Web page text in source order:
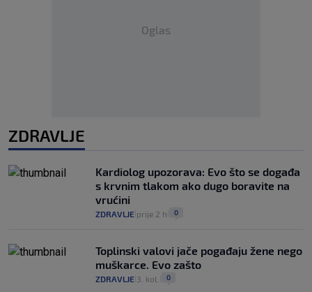
Oglas
ZDRAVLJE
Kardiolog upozorava: Evo što se događa
s krvnim tlakom ako dugo boravite na
vrućini
ZDRAVLJE prije 2 h 0
Toplinski valovi jače pogađaju žene nego
muškarce. Evo zašto
ZDRAVLJE 3. kol. 0